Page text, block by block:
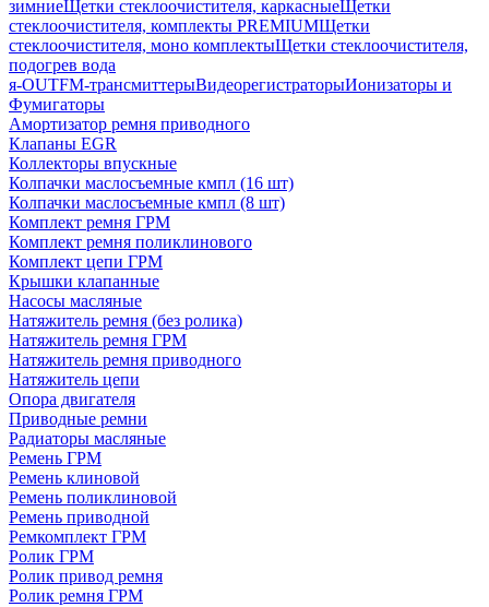
зимниеЩетки стеклоочистителя, каркасныеЩетки
стеклоочистителя, комплекты PREMIUMЩетки
стеклоочистителя, моно комплектыЩетки стеклоочистителя,
подогрев вода
я-OUTFM-трансмиттерыВидеорегистраторыИонизаторы и
Фумигаторы
Амортизатор ремня приводного
Клапаны EGR
Коллекторы впускные
Колпачки маслосъемные кмпл (16 шт)
Колпачки маслосъемные кмпл (8 шт)
Комплект ремня ГРМ
Комплект ремня поликлинового
Комплект цепи ГРМ
Крышки клапанные
Насосы масляные
Натяжитель ремня (без ролика)
Натяжитель ремня ГРМ
Натяжитель ремня приводного
Натяжитель цепи
Опора двигателя
Приводные ремни
Радиаторы масляные
Ремень ГРМ
Ремень клиновой
Ремень поликлиновой
Ремень приводной
Ремкомплект ГРМ
Ролик ГРМ
Ролик привод ремня
Ролик ремня ГРМ